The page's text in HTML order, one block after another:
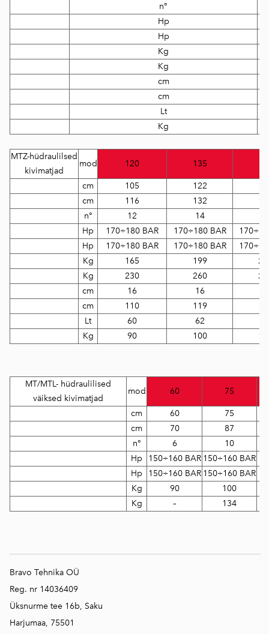
n°
Hp
Hp
Kg
Kg
cm
cm
Lt
Kg
MTZ-hüdraulilsed
kivimatjad
mod 120 135
cm 105 122
cm
116 132
n°
12 14
Hp
170÷180 BAR 170÷180 BAR
Hp
170÷180 BAR 170÷180 BAR
Kg
165 199
Kg
230 260
cm
16 16
cm
110 119
Lt
60 62
Kg
90 100
MT/MTL- hüdraulilised
väiksed kivimatjad
mod 60 75
cm 60
75
cm
70
87
n°
6
10
Hp
150÷160 BAR 150÷160 BAR
Hp
150÷160 BAR 150÷160 BAR
Kg
90
100
Kg
– 134
Bravo Tehnika OÜ
Reg. nr 14036409
Üksnurme tee 16b, Saku
Harjumaa, 75501